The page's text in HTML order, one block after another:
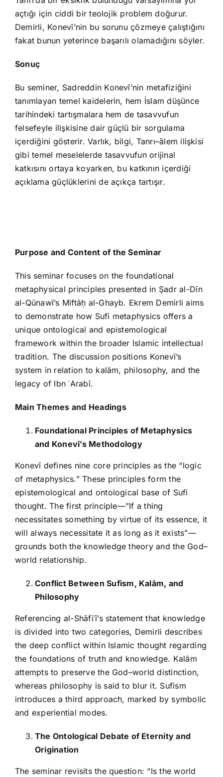
açtığı için ciddi bir teolojik problem doğurur.
Demirli, Konevî’nin bu sorunu çözmeye çalıştığını
fakat bunun yeterince başarılı olamadığını söyler.
Sonuç
Bu seminer, Sadreddin Konevî’nin metafiziğini
tanımlayan temel kaidelerin, hem İslam düşünce
tarihindeki tartışmalara hem de tasavvufun
felsefeyle ilişkisine dair güçlü bir sorgulama
içerdiğini gösterir. Varlık, bilgi, Tanrı–âlem ilişkisi
gibi temel meselelerde tasavvufun orijinal
katkısını ortaya koyarken, bu katkının içerdiği
açıklama güçlüklerini de açıkça tartışır.
Purpose and Content of the Seminar
This seminar focuses on the foundational
metaphysical principles presented in Ṣadr al-Dīn
al-Qūnawī’s Miftāḥ al-Ghayb. Ekrem Demirli aims
to demonstrate how Sufi metaphysics offers a
unique ontological and epistemological
framework within the broader Islamic intellectual
tradition. The discussion positions Konevī’s
system in relation to kalām, philosophy, and the
legacy of Ibn ʿArabī.
Main Themes and Headings
Foundational Principles of Metaphysics
and Konevī’s Methodology
Konevī defines nine core principles as the “logic
of metaphysics.” These principles form the
epistemological and ontological base of Sufi
thought. The first principle—”If a thing
necessitates something by virtue of its essence, it
will always necessitate it as long as it exists”—
grounds both the knowledge theory and the God–
world relationship.
Conflict Between Sufism, Kalām, and
Philosophy
Referencing al-Shāfiʿī’s statement that knowledge
is divided into two categories, Demirli describes
the deep conflict within Islamic thought regarding
the foundations of truth and knowledge. Kalām
attempts to preserve the God–world distinction,
whereas philosophy is said to blur it. Sufism
introduces a third approach, marked by symbolic
and experiential modes.
The Ontological Debate of Eternity and
Origination
The seminar revisits the question: “Is the world